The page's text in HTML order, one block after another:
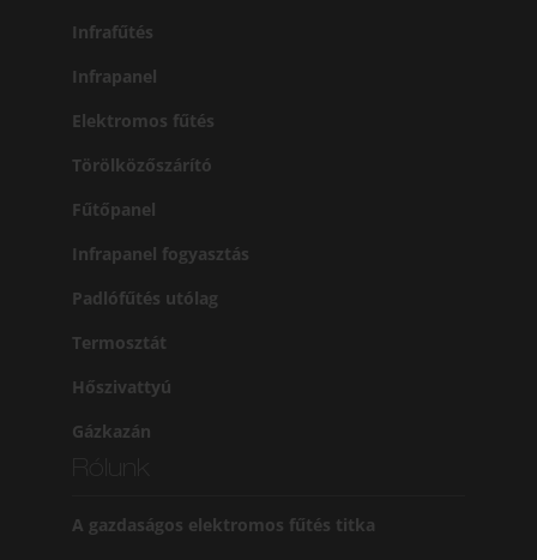
Infrafűtés
Infrapanel
Elektromos fűtés
Törölközőszárító
Fűtőpanel
Infrapanel fogyasztás
Padlófűtés utólag
Termosztát
Hőszivattyú
Gázkazán
A gazdaságos elektromos fűtés titka